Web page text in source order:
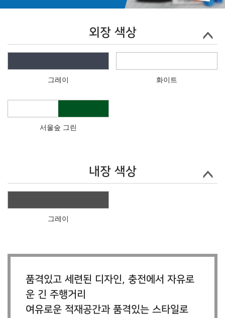
외장 색상
그레이 화이트
서울숲 그린
내장 색상
그레이
품격있고 세련된 디자인, 충전에서 자유로
운 긴 주행거리
여유로운 적재공간과 품격있는 스타일로